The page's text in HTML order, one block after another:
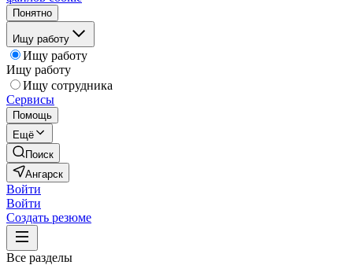
Понятно
Ищу работу
Ищу работу
Ищу работу
Ищу сотрудника
Сервисы
Помощь
Ещё
Поиск
Ангарск
Войти
Войти
Создать резюме
Все разделы